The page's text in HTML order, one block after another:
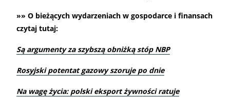
»» O bieżących wydarzeniach w gospodarce i finansach
czytaj tutaj:
Są argumenty za szybszą obniżką stóp NBP
Rosyjski potentat gazowy szoruje po dnie
Na wagę życia: polski eksport żywności ratuje